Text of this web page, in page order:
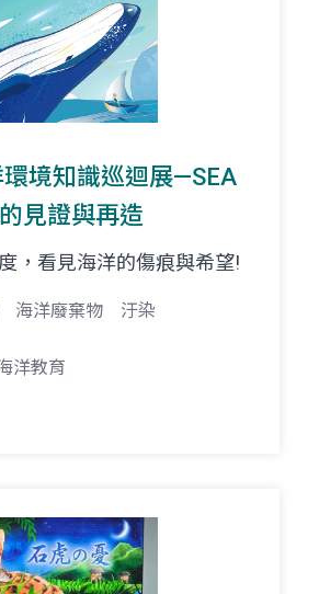
境知識巡迴展—SEA
見證與再造
，看見海洋的傷痕與希望!
海洋廢棄物 汙染
洋教育